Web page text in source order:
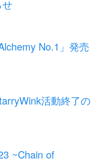
No.1」発売
活動終了の
~Chain of